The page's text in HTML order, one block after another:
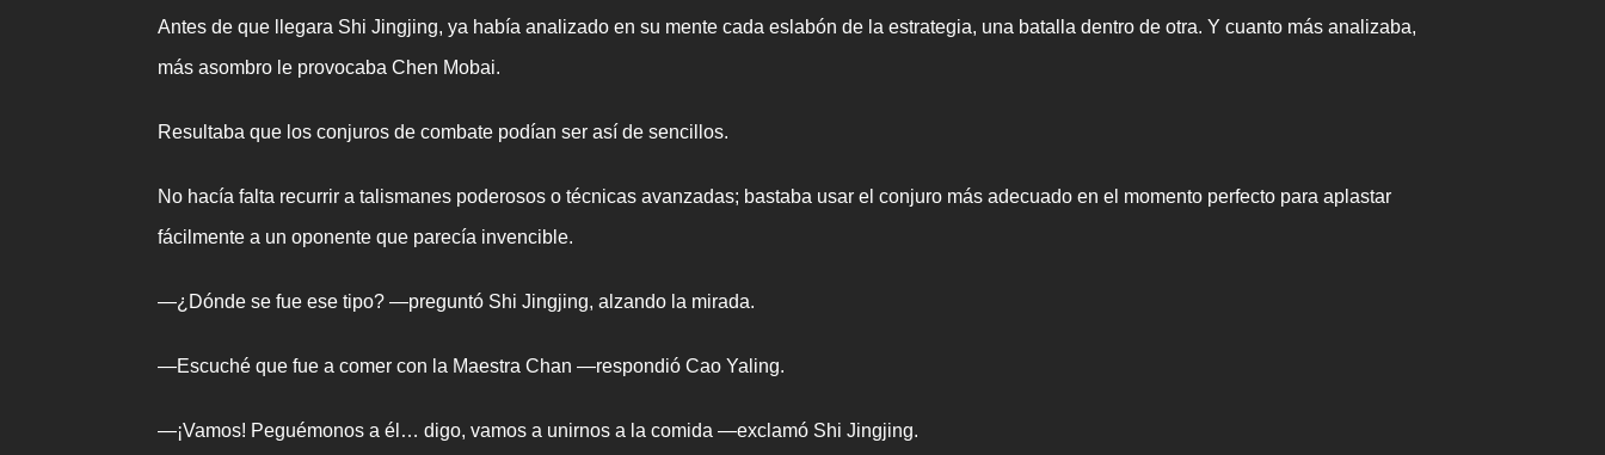
Antes de que llegara Shi Jingjing, ya había analizado en su mente cada eslabón de la estrategia, una batalla dentro de otra. Y cuanto más analizaba,
más asombro le provocaba Chen Mobai.
Resultaba que los conjuros de combate podían ser así de sencillos.
No hacía falta recurrir a talismanes poderosos o técnicas avanzadas; bastaba usar el conjuro más adecuado en el momento perfecto para aplastar
fácilmente a un oponente que parecía invencible.
—¿Dónde se fue ese tipo? —preguntó Shi Jingjing, alzando la mirada.
—Escuché que fue a comer con la Maestra Chan —respondió Cao Yaling.
—¡Vamos! Peguémonos a él… digo, vamos a unirnos a la comida —exclamó Shi Jingjing.